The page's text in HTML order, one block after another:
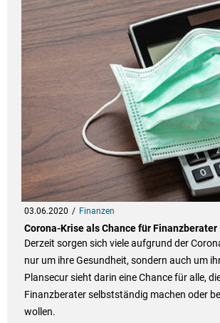
03.06.2020 Finanzen
Corona-Krise als Chance für Finanzberater
Derzeit sorgen sich viele aufgrund der
nur um ihre Gesundheit, sondern auch um
Plansecur sieht darin eine Chance für alle,
Finanzberater selbstständig machen oder
wollen.